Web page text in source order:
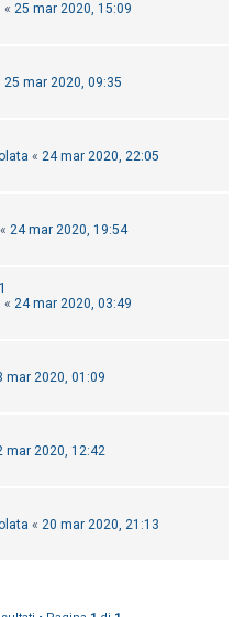
« 25 mar 2020, 15:09
25 mar 2020, 09:35
« 24 mar 2020, 22:05
« 24 mar 2020, 19:54
« 24 mar 2020, 03:49
mar 2020, 01:09
mar 2020, 12:42
« 20 mar 2020, 21:13